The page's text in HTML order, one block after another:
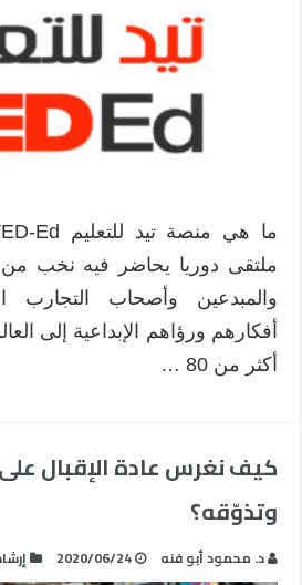
ملتقى دوريا يحاضر فيه نخب من
والمبدعين وأصحاب التجارب
أفكارهم ورؤاهم الإبداعية إلى
أكثر من 80 …
كيف نغرس عادة الإقبال
وتذوّقه؟
د. محمود أبو فنه 2020/06/24